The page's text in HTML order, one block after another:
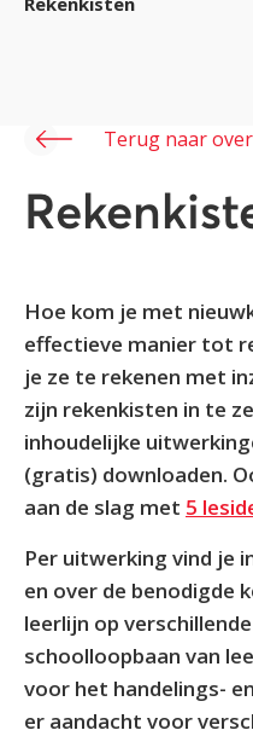
Terug naar
Hoe kom je met
effectieve manier tot
je ze te rekenen met
zijn rekenkisten in te
inhoudelijke
(gratis) downloaden.
aan de slag met 5
Per uitwerking vind je
en over de benodigde
leerlijn op
schoolloopbaan van
voor het handelings-
er aandacht voor